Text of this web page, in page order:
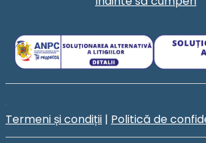
Termeni și condiții | Politică de